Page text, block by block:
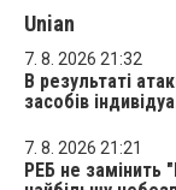
Unian
7. 8. 2026 21:32
В результаті
засобів
7. 8. 2026 21:21
РЕБ не замінить